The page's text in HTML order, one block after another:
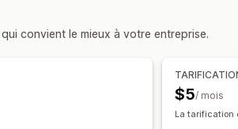
convient le mieux à votre entreprise.
$5/ mois
La tarification